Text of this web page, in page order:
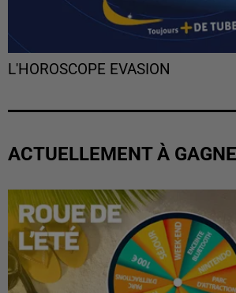
L'HOROSCOPE EVASION
ACTUELLEMENT À